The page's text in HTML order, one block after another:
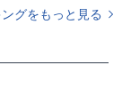
グをもっと見る